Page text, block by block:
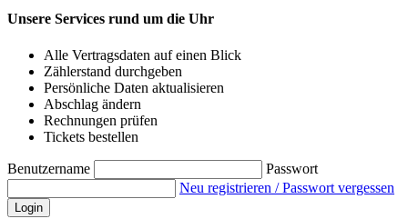
Unsere Services rund um die Uhr
Alle Vertragsdaten auf einen Blick
Zählerstand durchgeben
Persönliche Daten aktualisieren
Abschlag ändern
Rechnungen prüfen
Tickets bestellen
Benutzername
Passwort
Neu registrieren / Passwort vergessen
Login